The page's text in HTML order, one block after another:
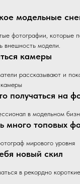
модельные
фотографии, которые
внешность модели.
камеры
рассказывают и
камеры
получаться на
в модельном
много топовых
мирового уровня
новый скил
в рекордно